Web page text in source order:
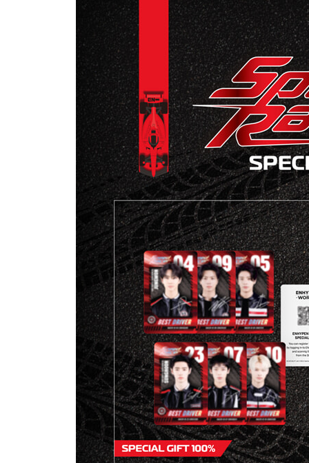
@ COMPONENTS
- Package 1 EA
- SP CARD (Special Card) 1 EA (1 out of 6 random)
- Vampir ticket 1 EA (1 out of 6 random) (SPECIAL
- Concept photo 6 EA
- 2 Cut photo 2 EA (2 out of 6 random)
- Game Coupon Card 1 EA (1 out of 6 random)
- Mini L-holder 1 EA (SPECIAL VER. ONLY)
- Removable Sticker 6 EA (SPECIAL VER. ONLY)
- Mini VAMKIDZ Opener Keyring 1 EA (1 out of 6
@ Coupon Benefits
[GAME COUPON CARD]
: In-game currency 6,000 GEMS
Download ENHYPEN WORLD and become a